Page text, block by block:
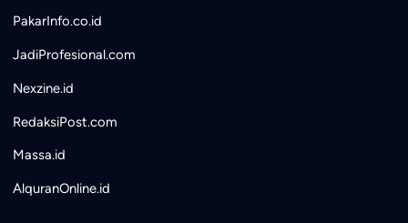
PakarInfo.co.id
JadiProfesional.com
Nexzine.id
RedaksiPost.com
Massa.id
AlquranOnline.id